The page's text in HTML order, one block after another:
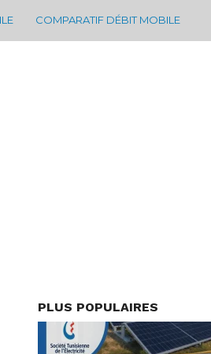
COMPARATIF DÉBIT MOBILE
PLUS POPULAIRES